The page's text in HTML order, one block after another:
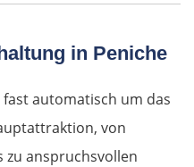
in Peniche
automatisch um das
von
zu anspruchsvollen